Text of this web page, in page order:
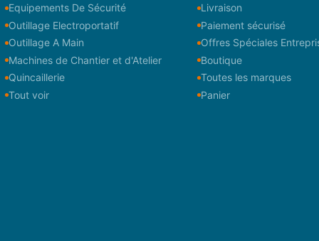
Equipements De Sécurité
Outillage Electroportatif
Outillage A Main
Machines de Chantier et d'Atelier
Quincaillerie
Tout voir
Livraison
Paiement sécurisé
Offres Spéciales
Boutique
Toutes les marques
Panier